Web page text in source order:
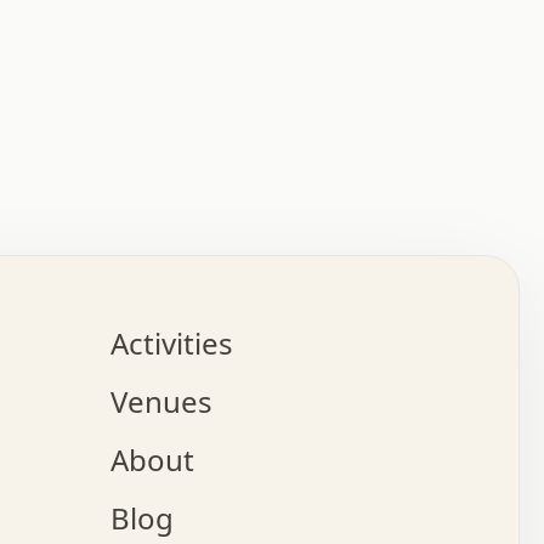
.   .   .   .   .   .   .   .   x   .   .   .   .
o   .   .   .   .   .   .   .   .   x   .   .   .
.   .   o   .   .   .   x   .   .   .   .   .   .
.   .   .   :   .   .   .   x   .   .   .   :   .
.   .   .   +   .   .   .   .   .   .   .   .   x
.   .   x   .   .   .   .   .   .   :   .   .   .
.   .   .   .   .   +   .   .   .   .   x   .   .
.   .   .   .   x   .   .   o   .   .   .   .   .
.   .   .   .   .   .   .   .   .   .   .   .   .
Activities
Venues
About
Blog